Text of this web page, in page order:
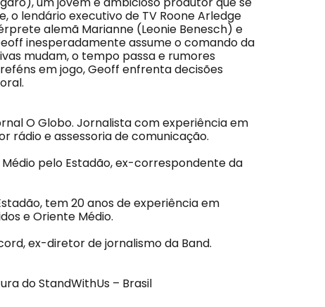
o lendário executivo de TV Roone Arledge
alemã Marianne (Leonie Benesch) e
inesperadamente assume o comando da
mudam, o tempo passa e rumores
em jogo, Geoff enfrenta decisões
O Globo. Jornalista com experiência em
rádio e assessoria de comunicação.
pelo Estadão, ex-correspondente da
tem 20 anos de experiência em
e Oriente Médio.
ex-diretor de jornalismo da Band.
do StandWithUs – Brasil